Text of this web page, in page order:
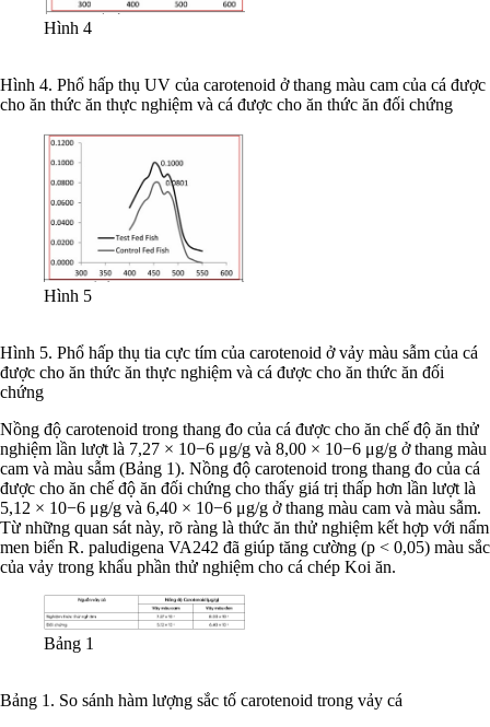
Hình 4
Hình 4. Phổ hấp thụ UV của carotenoid ở thang màu cam của cá được
cho ăn thức ăn thực nghiệm và cá được cho ăn thức ăn đối chứng
Hình 5
Hình 5. Phổ hấp thụ tia cực tím của carotenoid ở vảy màu sẫm của cá
được cho ăn thức ăn thực nghiệm và cá được cho ăn thức ăn đối
chứng
Nồng độ carotenoid trong thang đo của cá được cho ăn chế độ ăn thử
nghiệm lần lượt là 7,27 × 10−6 μg/g và 8,00 × 10−6 μg/g ở thang màu
cam và màu sẫm (Bảng 1). Nồng độ carotenoid trong thang đo của cá
được cho ăn chế độ ăn đối chứng cho thấy giá trị thấp hơn lần lượt là
5,12 × 10−6 μg/g và 6,40 × 10−6 μg/g ở thang màu cam và màu sẫm.
Từ những quan sát này, rõ ràng là thức ăn thử nghiệm kết hợp với nấm
men biển R. paludigena VA242 đã giúp tăng cường (p < 0,05) màu sắc
của vảy trong khẩu phần thử nghiệm cho cá chép Koi ăn.
Bảng 1
Bảng 1. So sánh hàm lượng sắc tố carotenoid trong vảy cá